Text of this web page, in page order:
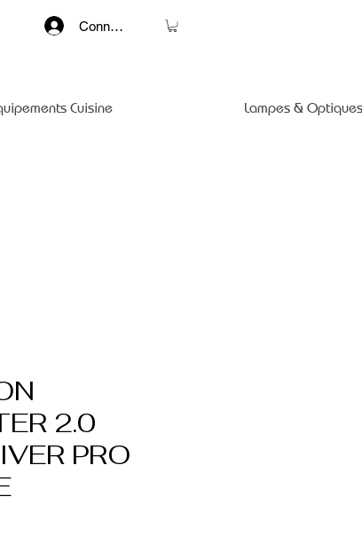
Connexion
Cuisine Lampes &
2.0
PRO